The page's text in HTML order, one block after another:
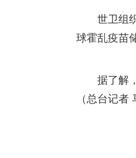
世卫组
球霍乱疫苗
据了解
（总台记者